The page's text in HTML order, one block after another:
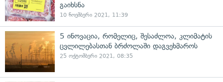
გაიხსნა
10 ნოემბერი 2021, 11:39
5 ინოვაცია, რომელიც, შესაძლოა, კლიმატის
ცვლილებასთან ბრძოლაში დაგვეხმაროს
25 ოქტომბერი 2021, 08:35